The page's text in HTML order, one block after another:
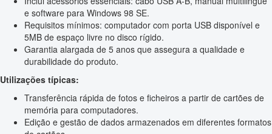
e software para Windows 98 SE.
Requisitos mínimos: computador com porta USB disponível e
5MB de espaço livre no disco rígido.
Garantia alargada de 5 anos que assegura a qualidade e
durabilidade do produto.
Utilizações típicas:
Transferência rápida de fotos e ficheiros a partir de cartões de
memória para computadores.
Edição e gestão de dados armazenados em diferentes formatos